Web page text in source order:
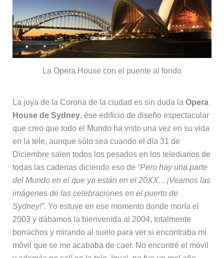
La Opera House con el puente al fondo
La joya de la Corona de la ciudad es sin duda la Opera
House de Sydney, ése edificio de diseño espectacular
que creo que todo el Mundo ha visto una vez en su vida
en la tele, aunque sólo sea cuando el día 31 de
Diciembre salen todos los pesados en los telediarios de
todas las cadenas diciendo eso de “Pero hay una parte
del Mundo en el que ya están en el 20XX…¡Veamos las
imágenes de las celebraciones en el puerto de
Sydney!”. Yo estuve en ese momento donde moría el
2003 y dábamos la bienvenida al 2004, totalmente
borrachos y mirando al suelo para ver si encontraba mi
móvil que se me acababa de caer. No encontré el móvil